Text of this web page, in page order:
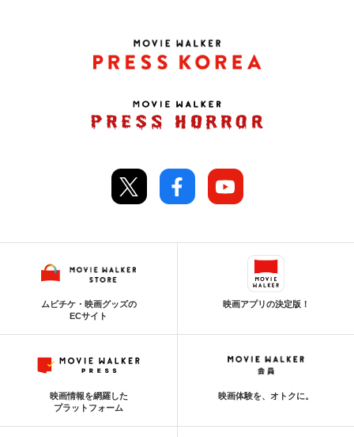
ムビチケ・映画グッズの
ECサイト
映画アプリの決定版！
映画情報を網羅した
プラットフォーム
映画体験を、オトクに。